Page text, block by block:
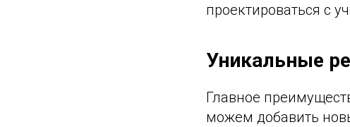
проектироваться с
Уникальные
Главное
можем добавить